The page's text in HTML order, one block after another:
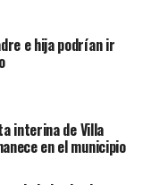
Voluntarios
unidad del
con la
También
trabajaron
e hija podrían ir
interina de Villa
en el municipio